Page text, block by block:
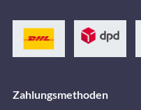
Zahlungsmethoden